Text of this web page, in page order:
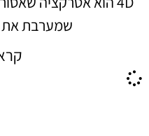
שמערבת את